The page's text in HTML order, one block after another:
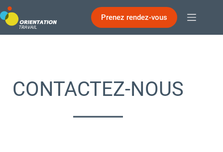
Passer
au
contenu
Prenez rendez-vous
CONTACTEZ-NOUS